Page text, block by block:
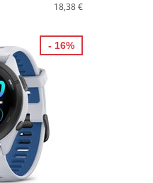
18,38 €
- 16%